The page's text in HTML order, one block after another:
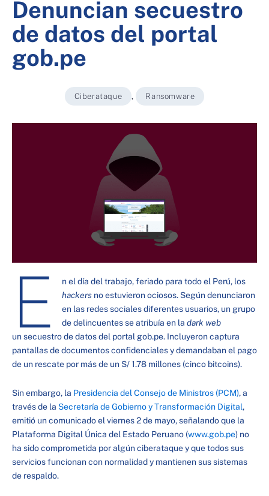
Denuncian secuestro
de datos del portal
gob.pe
Ciberataque , Ransomware
E
n el día del trabajo, feriado para todo el Perú, los
hackersno estuvieron ociosos. Según denunciaron
en las redes sociales diferentes usuarios, un grupo
de delincuentes se atribuía en la dark web
un secuestro de datos del portal gob.pe. Incluyeron captura
pantallas de documentos confidenciales y demandaban el pago
de un rescate por más de un S/ 1.78 millones (cinco bitcoins).
Sin embargo, la Presidencia del Consejo de Ministros (PCM), a
través de la Secretaría de Gobierno y Transformación Digital,
emitió un comunicado el viernes 2 de mayo, señalando que la
Plataforma Digital Única del Estado Peruano (www.gob.pe) no
ha sido comprometida por algún ciberataque y que todos sus
servicios funcionan con normalidad y mantienen sus sistemas
de respaldo.